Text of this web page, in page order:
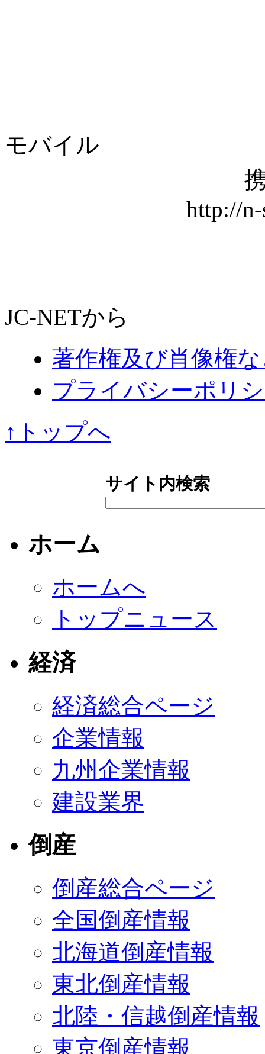
モバイル
http://
JC-NETから
著作権及び肖像権
プライバシーポリ
↑トップへ
サイト内検索
ホーム
ホームへ
トップニュース
経済
経済総合ページ
企業情報
九州企業情報
建設業界
倒産
倒産総合ページ
全国倒産情報
北海道倒産情報
東北倒産情報
北陸・信越倒産情報
東京倒産情報